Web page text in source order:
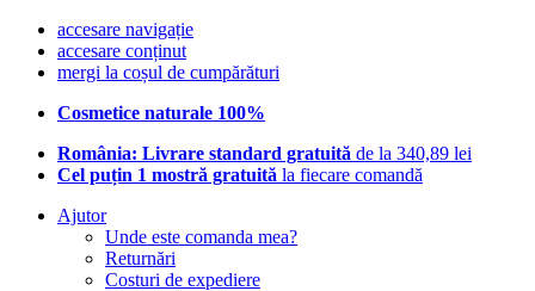
accesare navigație
accesare conținut
mergi la coșul de cumpărături
Cosmetice naturale 100%
România: Livrare standard gratuită de la 340,89 lei
Cel puțin 1 mostră gratuită la fiecare comandă
Ajutor
Unde este comanda mea?
Returnări
Costuri de expediere